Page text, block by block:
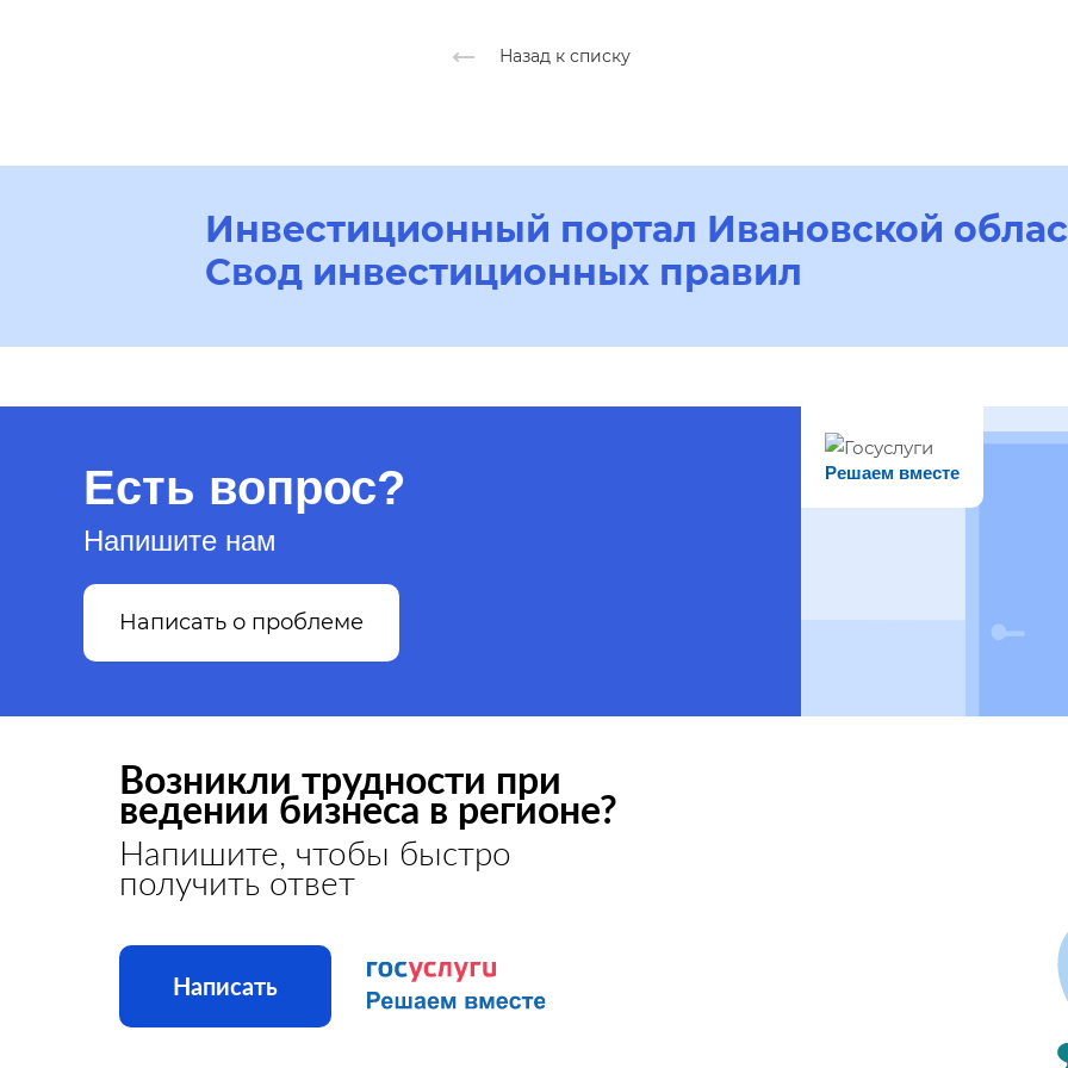
Назад к списку
Инвестиционный портал Ивановской
Свод инвестиционных правил
Есть вопрос?
Напишите нам
Написать о проблеме
Решаем вместе
Возникли трудности при
ведении бизнеса в регионе?
Напишите, чтобы быстро
получить ответ
Написать